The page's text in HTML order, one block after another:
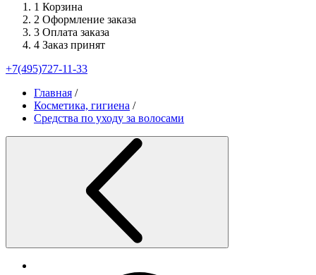
1 Корзина
2 Оформление заказа
3 Оплата заказа
4 Заказ принят
+7(495)727-11-33
Главная /
Косметика, гигиена /
Средства по уходу за волосами